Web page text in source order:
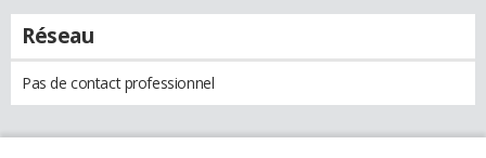
Réseau
Pas de contact professionnel